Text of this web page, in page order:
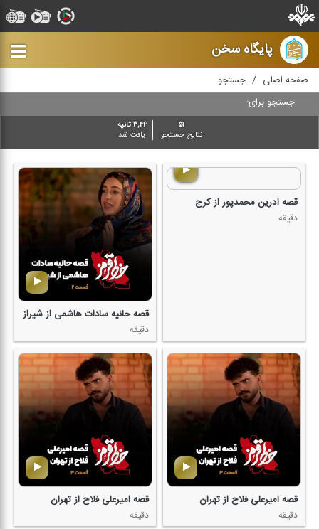
پایگاه سخن
صفحه اصلی
جستجو
جستجو برای:
۵۱
نتایج جستجو
۳,۴۴ ثانیه
یافت شد
قصه آدرین محمدپور از كرج
دقیقه
قصه حانیه سادات هاشمی از شیراز
دقیقه
قصه امیرعلی فلاح از تهران
دقیقه
قصه امیرعلی فلاح از تهران
دقیقه